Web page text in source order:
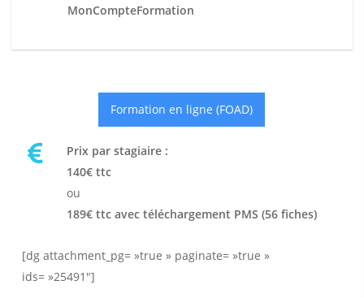
MonCompteFormation
Formation en ligne (FOAD)
Prix par stagiaire :
140€ ttc
ou
189€ ttc avec téléchargement PMS (56 fiches)
[dg attachment_pg= »true » paginate= »true »
ids= »25491″]